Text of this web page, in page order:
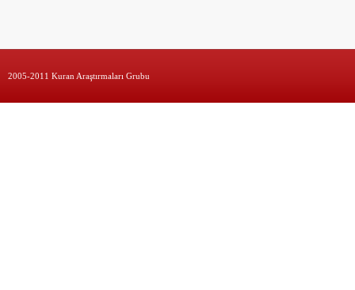
2005-2011 Kuran Araştırmaları Grubu